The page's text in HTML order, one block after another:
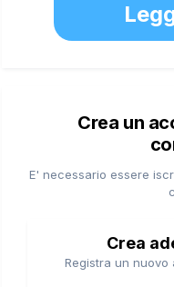
Crea un
E' necessario essere
Crea
Registra un